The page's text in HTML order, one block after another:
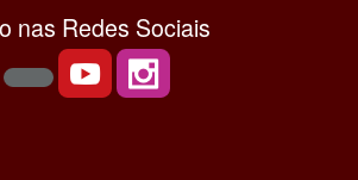
nas Redes Sociais